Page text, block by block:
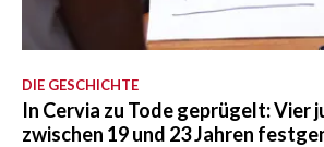
DIE GESCHICHTE
In Cervia zu Tode geprügelt: Vier
zwischen 19 und 23 Jahren